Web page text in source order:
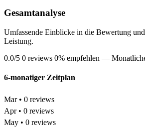
Gesamtanalyse
Umfassende Einblicke in die Bewertung
Leistung.
0.0/5 0 reviews 0% empfehlen —
6-monatiger Zeitplan
Mar • 0 reviews
Apr • 0 reviews
May • 0 reviews